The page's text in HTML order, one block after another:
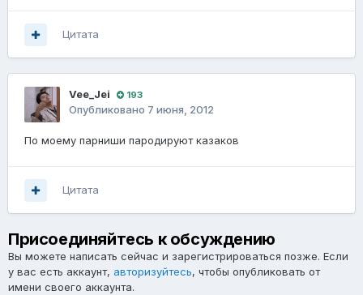
Цитата
Vee_Jei 193
Опубликовано 7 июня, 2012
По моему парниши пародируют казаков
Цитата
Присоединяйтесь к обсуждению
Вы можете написать сейчас и зарегистрироваться позже. Если
у вас есть аккаунт, авторизуйтесь, чтобы опубликовать от
имени своего аккаунта.